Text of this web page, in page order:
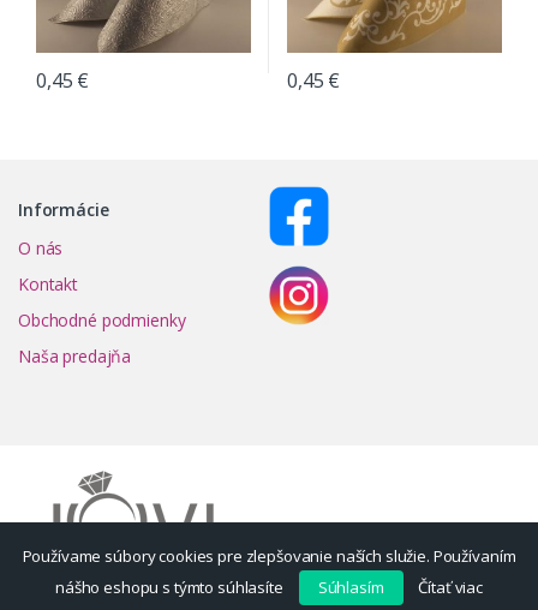
0,45 € 0,45 €
Informácie
O nás
Kontakt
Obchodné podmienky
Naša predajňa
Používame súbory cookies pre zlepšovanie naších služie. Používaním
nášho eshopu s týmto súhlasíte
Súhlasím Čítať viac